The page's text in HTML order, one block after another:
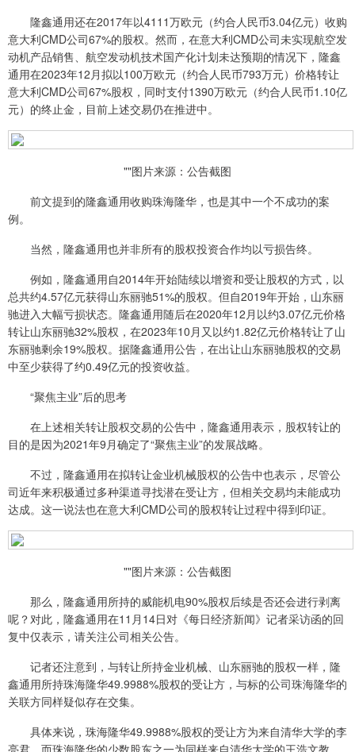
隆鑫通用还在2017年以4111万欧元（约合人民币3.04亿元）收购
意大利CMD公司67%的股权。然而，在意大利CMD公司未实现航空发
动机产品销售、航空发动机技术国产化计划未达预期的情况下，隆鑫
通用在2023年12月拟以100万欧元（约合人民币793万元）价格转让
意大利CMD公司67%股权，同时支付1390万欧元（约合人民币1.10亿
元）的终止金，目前上述交易仍在推进中。
""图片来源：公告截图
前文提到的隆鑫通用收购珠海隆华，也是其中一个不成功的案
例。
当然，隆鑫通用也并非所有的股权投资合作均以亏损告终。
例如，隆鑫通用自2014年开始陆续以增资和受让股权的方式，以
总共约4.57亿元获得山东丽驰51%的股权。但自2019年开始，山东丽
驰进入大幅亏损状态。隆鑫通用随后在2020年12月以约3.07亿元价格
转让山东丽驰32%股权，在2023年10月又以约1.82亿元价格转让了山
东丽驰剩余19%股权。据隆鑫通用公告，在出让山东丽驰股权的交易
中至少获得了约0.49亿元的投资收益。
“聚焦主业”后的思考
在上述相关转让股权交易的公告中，隆鑫通用表示，股权转让的
目的是因为2021年9月确定了“聚焦主业”的发展战略。
不过，隆鑫通用在拟转让金业机械股权的公告中也表示，尽管公
司近年来积极通过多种渠道寻找潜在受让方，但相关交易均未能成功
达成。这一说法也在意大利CMD公司的股权转让过程中得到印证。
""图片来源：公告截图
那么，隆鑫通用所持的威能机电90%股权后续是否还会进行剥离
呢？对此，隆鑫通用在11月14日对《每日经济新闻》记者采访函的回
复中仅表示，请关注公司相关公告。
记者还注意到，与转让所持金业机械、山东丽驰的股权一样，隆
鑫通用所持珠海隆华49.9988%股权的受让方，与标的公司珠海隆华的
关联方同样疑似存在交集。
具体来说，珠海隆华49.9988%股权的受让方为来自清华大学的李
亮君，而珠海隆华的少数股东之一为同样来自清华大学的王浩文教